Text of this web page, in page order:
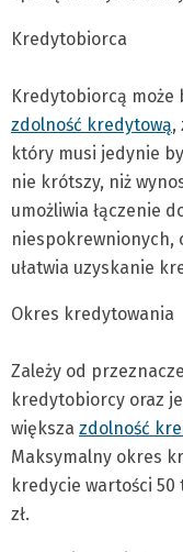
Kredytobiorca
Kredytobiorcą może
zdolność kredytową,
który musi jedynie
nie krótszy, niż
umożliwia łączenie
niespokrewnionych,
ułatwia uzyskanie
Okres kredytowania
Zależy od
kredytobiorcy oraz
większa zdolność
Maksymalny okres
kredycie wartości 50
zł.